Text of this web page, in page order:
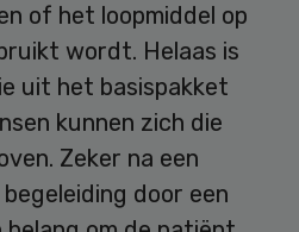
of het loopmiddel op
wordt. Helaas is
uit het basispakket
kunnen zich die
Zeker na een
door een